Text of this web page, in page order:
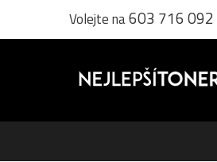
Volejte na603 716 092